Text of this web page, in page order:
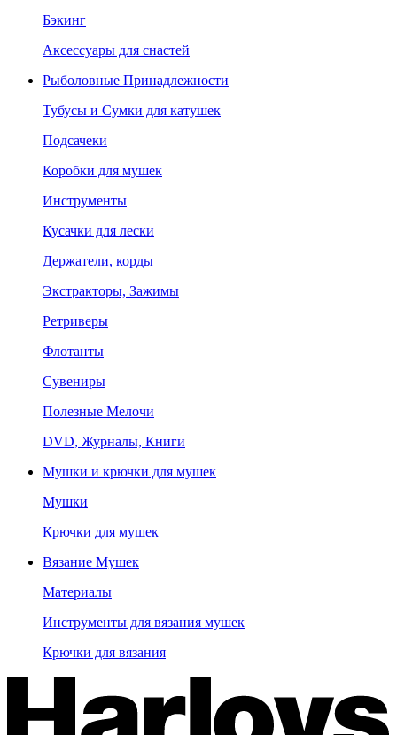
Бэкинг
Аксессуары для снастей
Рыболовные Принадлежности
Тубусы и Сумки для катушек
Подсачеки
Коробки для мушек
Инструменты
Кусачки для лески
Держатели, корды
Экстракторы, Зажимы
Ретриверы
Флотанты
Сувениры
Полезные Мелочи
DVD, Журналы, Книги
Мушки и крючки для мушек
Мушки
Крючки для мушек
Вязание Мушек
Материалы
Инструменты для вязания мушек
Крючки для вязания